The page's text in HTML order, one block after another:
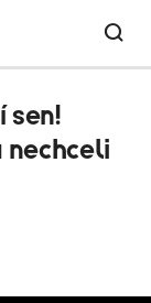
sen!
nechceli